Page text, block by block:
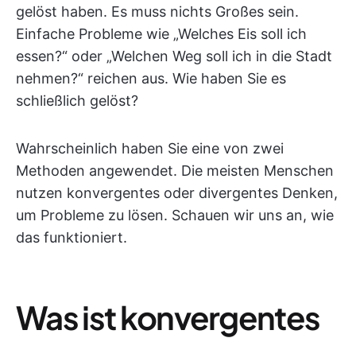
gelöst haben. Es muss nichts Großes sein.
Einfache Probleme wie „Welches Eis soll ich
essen?“ oder „Welchen Weg soll ich in die Stadt
nehmen?“ reichen aus. Wie haben Sie es
schließlich gelöst?
Wahrscheinlich haben Sie eine von zwei
Methoden angewendet. Die meisten Menschen
nutzen konvergentes oder divergentes Denken,
um Probleme zu lösen. Schauen wir uns an, wie
das funktioniert.
Was ist konvergentes